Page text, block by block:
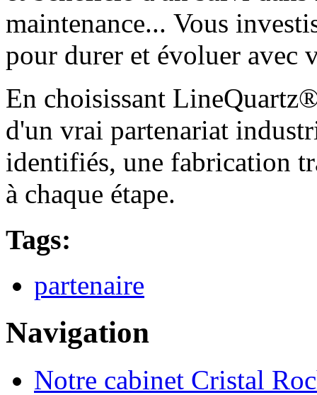
maintenance... Vous
pour durer et évoluer avec
En choisissant
d'un vrai partenariat
identifiés, une fabrication
à chaque étape.
Tags:
partenaire
Navigation
Notre cabinet Cristal